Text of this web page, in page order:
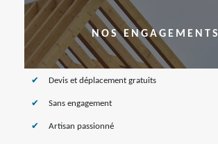
NOS ENGAGEMENTS
Devis et déplacement gratuits
Sans engagement
Artisan passionné